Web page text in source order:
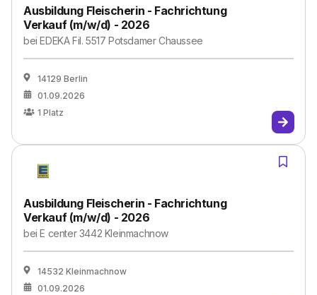
Ausbildung Fleischerin - Fachrichtung
Verkauf (m/w/d) - 2026
beiEDEKA Fil. 5517 Potsdamer Chaussee
14129 Berlin
01.09.2026
1 Platz
Ausbildung Fleischerin - Fachrichtung
Verkauf (m/w/d) - 2026
beiE center 3442 Kleinmachnow
14532 Kleinmachnow
01.09.2026